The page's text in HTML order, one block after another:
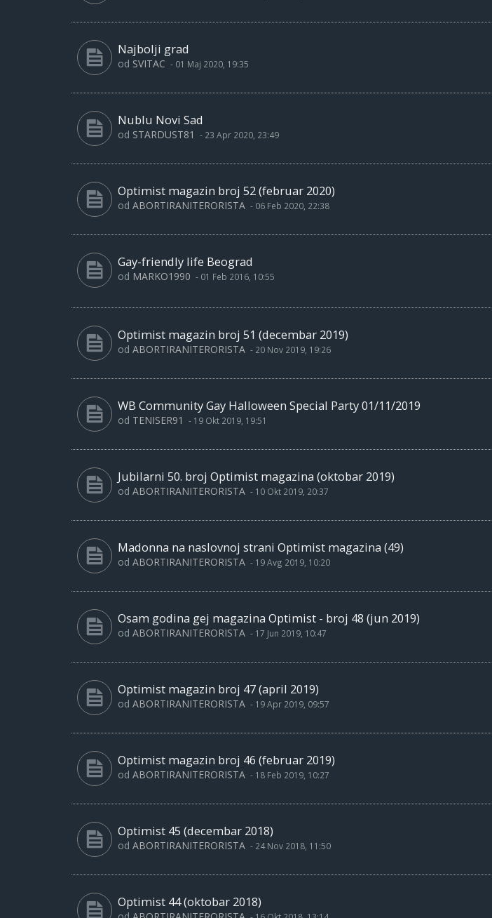
Najbolji grad
od SVITAC - 01 Maj 2020, 19:35
Nublu Novi Sad
od STARDUST81 - 23 Apr 2020, 23:49
Optimist magazin broj 52 (februar 2020)
od ABORTIRANITERORISTA - 06 Feb 2020, 22:38
Gay-friendly life Beograd
od MARKO1990 - 01 Feb 2016, 10:55
Optimist magazin broj 51 (decembar 2019)
od ABORTIRANITERORISTA - 20 Nov 2019, 19:26
WB Community Gay Halloween Special Party 01/11/2019
od TENISER91 - 19 Okt 2019, 19:51
Jubilarni 50. broj Optimist magazina (oktobar 2019)
od ABORTIRANITERORISTA - 10 Okt 2019, 20:37
Madonna na naslovnoj strani Optimist magazina (49)
od ABORTIRANITERORISTA - 19 Avg 2019, 10:20
Osam godina gej magazina Optimist - broj 48 (jun 2019)
od ABORTIRANITERORISTA - 17 Jun 2019, 10:47
Optimist magazin broj 47 (april 2019)
od ABORTIRANITERORISTA - 19 Apr 2019, 09:57
Optimist magazin broj 46 (februar 2019)
od ABORTIRANITERORISTA - 18 Feb 2019, 10:27
Optimist 45 (decembar 2018)
od ABORTIRANITERORISTA - 24 Nov 2018, 11:50
Optimist 44 (oktobar 2018)